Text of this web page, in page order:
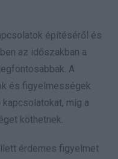
építéséről és
az időszakban a
A
és figyelmességek
míg a
köthetnek.
érdemes figyelmet